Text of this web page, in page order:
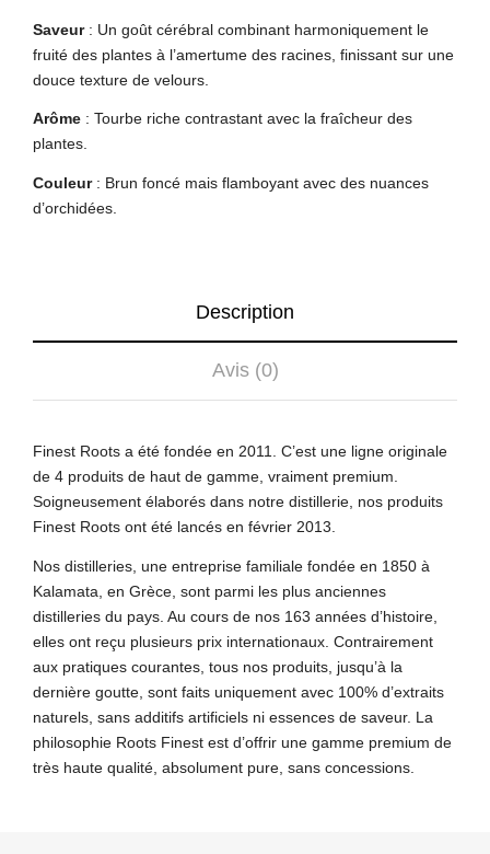
Saveur: Un goût cérébral combinant harmoniquement le
fruité des plantes à l’amertume des racines, finissant sur une
douce texture de velours.
Arôme : Tourbe riche contrastant avec la fraîcheur des
plantes.
Couleur: Brun foncé mais flamboyant avec des nuances
d’orchidées.
Description
Avis (0)
Finest Roots a été fondée en 2011. C’est une ligne originale
de 4 produits de haut de gamme, vraiment premium.
Soigneusement élaborés dans notre distillerie, nos produits
Finest Roots ont été lancés en février 2013.
Nos distilleries, une entreprise familiale fondée en 1850 à
Kalamata, en Grèce, sont parmi les plus anciennes
distilleries du pays. Au cours de nos 163 années d’histoire,
elles ont reçu plusieurs prix internationaux. Contrairement
aux pratiques courantes, tous nos produits, jusqu’à la
dernière goutte, sont faits uniquement avec 100% d’extraits
naturels, sans additifs artificiels ni essences de saveur. La
philosophie Roots Finest est d’offrir une gamme premium de
très haute qualité, absolument pure, sans concessions.